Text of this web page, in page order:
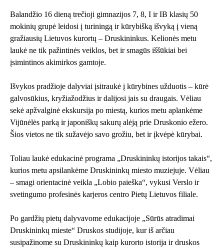
Balandžio 16 dieną trečioji gimnazijos 7, 8, I ir IB klasių 50
mokinių grupė leidosi į turiningą ir kūrybišką išvyką į vieną
gražiausių Lietuvos kurortų – Druskininkus. Kelionės metu
laukė ne tik pažintinės veiklos, bet ir smagūs iššūkiai bei
įsimintinos akimirkos gamtoje.
Išvykos pradžioje dalyviai įsitraukė į kūrybines užduotis – kūrė
galvosūkius, kryžiažodžius ir dalijosi jais su draugais. Vėliau
sekė apžvalginė ekskursija po miestą, kurios metu aplankėme
Vijūnėlės parką ir japoniškų sakurų alėją prie Druskonio ežero.
Šios vietos ne tik sužavėjo savo grožiu, bet ir įkvėpė kūrybai.
Toliau laukė edukacinė programa „Druskininkų istorijos takais“,
kurios metu apsilankėme Druskininkų miesto muziejuje. Vėliau
– smagi orientacinė veikla „Lobio paieška“, vykusi Verslo ir
svetingumo profesinės karjeros centro Pietų Lietuvos filiale.
Po gardžių pietų dalyvavome edukacijoje „Sūrūs atradimai
Druskininkų mieste“ Druskos studijoje, kur iš arčiau
susipažinome su Druskininkų kaip kurorto istorija ir druskos